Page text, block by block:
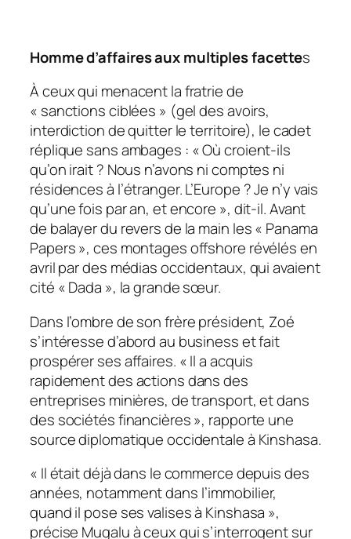
Homme d’affaires aux multiples facettes
À ceux qui menacent la fratrie de
« sanctions ciblées » (gel des avoirs,
interdiction de quitter le territoire), le cadet
réplique sans ambages : « Où croient-ils
qu’on irait ? Nous n’avons ni comptes ni
résidences à l’étranger. L’Europe ? Je n’y vais
qu’une fois par an, et encore », dit-il. Avant
de balayer du revers de la main les « Panama
Papers », ces montages offshore révélés en
avril par des médias occidentaux, qui avaient
cité « Dada », la grande sœur.
Dans l’ombre de son frère président, Zoé
s’intéresse d’abord au business et fait
prospérer ses affaires. « Il a acquis
rapidement des actions dans des
entreprises minières, de transport, et dans
des sociétés financières », rapporte une
source diplomatique occidentale à Kinshasa.
« Il était déjà dans le commerce depuis des
années, notamment dans l’immobilier,
quand il pose ses valises à Kinshasa »,
précise Mugalu à ceux qui s’interrogent sur